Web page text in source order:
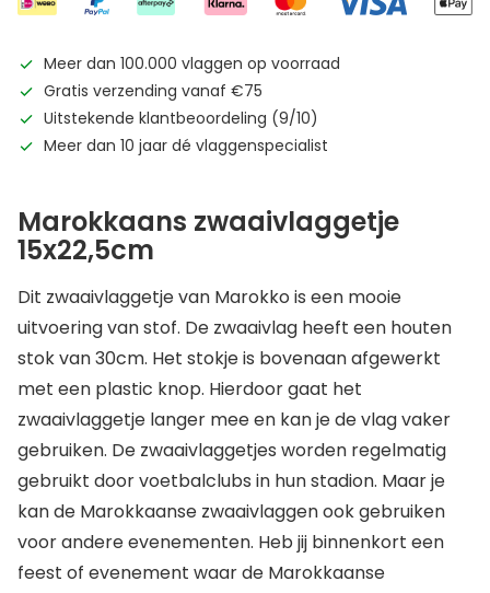
Meer dan 100.000 vlaggen op voorraad
Gratis verzending vanaf €75
Uitstekende klantbeoordeling (9/10)
Meer dan 10 jaar dé vlaggenspecialist
Marokkaans zwaaivlaggetje
15x22,5cm
Dit zwaaivlaggetje van Marokko is een mooie
uitvoering van stof. De zwaaivlag heeft een houten
stok van 30cm. Het stokje is bovenaan afgewerkt
met een plastic knop. Hierdoor gaat het
zwaaivlaggetje langer mee en kan je de vlag vaker
gebruiken. De zwaaivlaggetjes worden regelmatig
gebruikt door voetbalclubs in hun stadion. Maar je
kan de Marokkaanse zwaaivlaggen ook gebruiken
voor andere evenementen. Heb jij binnenkort een
feest of evenement waar de Marokkaanse